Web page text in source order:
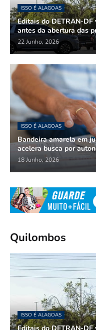
ISSO É ALAGOAS
Editais do DETRAN-
antes da abertura das
22 Junho, 2026
ISSO É ALAGOAS
Bandeira amarela em
acelera busca por
18 Junho, 2026
Quilombos
ISSO É ALAGOAS